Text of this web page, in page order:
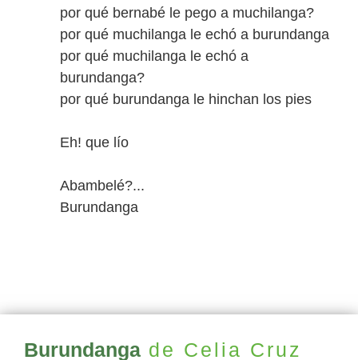
por qué bernabé le pego a muchilanga?
por qué muchilanga le echó a burundanga
por qué muchilanga le echó a
burundanga?
por qué burundanga le hinchan los pies
Eh! que lío
Abambelé?...
Burundanga
Burundanga de Celia Cruz